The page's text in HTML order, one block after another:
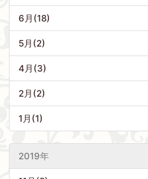
6月(18)
5月(2)
4月(3)
2月(2)
1月(1)
2019年